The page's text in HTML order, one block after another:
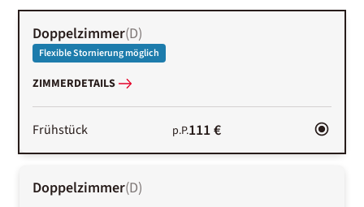
Doppelzimmer(D)
Flexible Stornierung möglich
ZIMMERDETAILS
Frühstück p.P.111 €
Doppelzimmer(D)